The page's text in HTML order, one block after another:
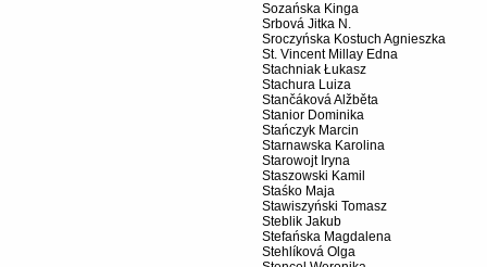
Sozańska Kinga
Srbová Jitka N.
Sroczyńska Kostuch Agnieszka
St. Vincent Millay Edna
Stachniak Łukasz
Stachura Luiza
Stančáková Alžběta
Stanior Dominika
Stańczyk Marcin
Starnawska Karolina
Starowojt Iryna
Staszowski Kamil
Staśko Maja
Stawiszyński Tomasz
Steblik Jakub
Stefańska Magdalena
Stehlíková Olga